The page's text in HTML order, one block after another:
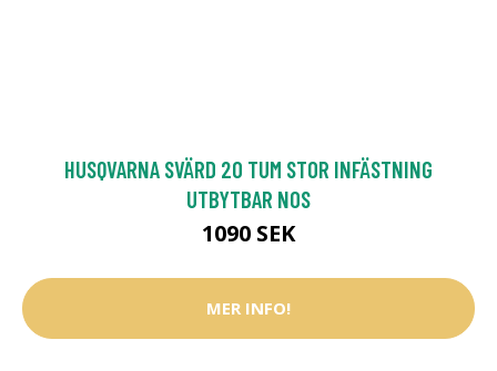
HUSQVARNA SVÄRD 20 TUM STOR INFÄSTNING
UTBYTBAR NOS
1090 SEK
MER INFO!